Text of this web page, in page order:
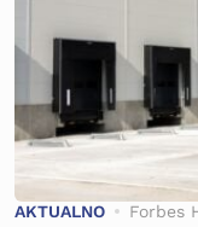
AKTUALNO Forbes